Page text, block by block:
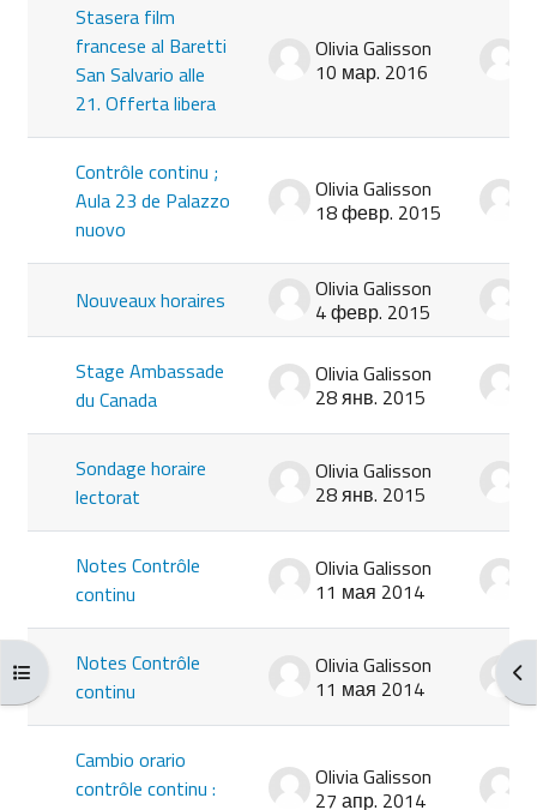
Открыть оглавление курса
Stasera film
francese al Baretti
San Salvario alle
21. Offerta libera
Olivia Galisson
10 мар. 2016
Contrôle continu ;
Aula 23 de Palazzo
nuovo
Olivia Galisson
18 февр. 2015
Nouveaux horaires
Olivia Galisson
4 февр. 2015
Stage Ambassade
du Canada
Olivia Galisson
28 янв. 2015
Sondage horaire
lectorat
Olivia Galisson
28 янв. 2015
Notes Contrôle
continu
Olivia Galisson
11 мая 2014
Notes Contrôle
continu
Olivia Galisson
11 мая 2014
Cambio orario
contrôle continu :
Olivia Galisson
27 апр. 2014